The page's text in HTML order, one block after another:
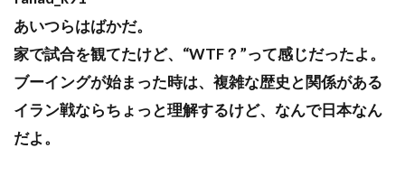
あいつらはばかだ。
家で試合を観てたけど、“WTF？”って感じだったよ。
ブーイングが始まった時は、複雑な歴史と関係がある
イラン戦ならちょっと理解するけど、なんで日本なん
だよ。